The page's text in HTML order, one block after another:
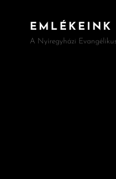
EMLÉKEINK
A Nyíregyházi